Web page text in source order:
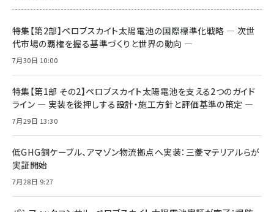
特集【第2部】ペロブスカイト太陽電池の国際標準化戦略 ― 次世
代市場の覇権を握る基準づくりと世界の動向 ―
7月30日 10:00
特集【第1部 その2】ペロブスカイト太陽電池を支える2つのガイド
ライン ― 実装を後押しする設計・施工方針と評価基準の策定 ―
7月29日 13:30
低GHG銅ケーブル、アマゾン物流拠点へ実装：三菱マテリアルらが
実証開始
7月28日 9:27